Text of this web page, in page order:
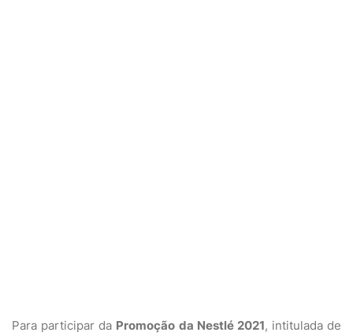
Para participar da Promoção da Nestlé 2021, intitulada de